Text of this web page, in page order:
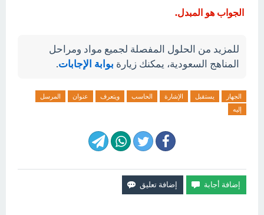
الجواب هو المبدل.
للمزيد من الحلول المفصلة لجميع مواد ومراحل
المناهج السعودية، يمكنك زيارة بوابة الإجابات.
الجهاز يستقبل الإشارة الحاسب ويتعرف عنوان
المرسل
إليه